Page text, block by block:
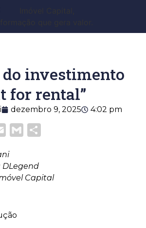
investimento
for rental”
dezembro 9, 2025 4:02 pm
Email Gmail
DLegend
Capital